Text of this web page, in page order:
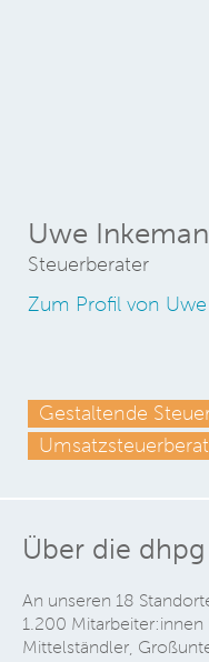
Uwe
Steuerberater
Zum Profil von
Gestaltende
Über die dhpg
An unseren 18
1.200
Mittelständler,